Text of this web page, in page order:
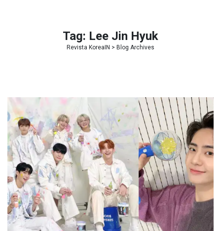
Tag: Lee Jin Hyuk
Revista KoreaIN > Blog Archives